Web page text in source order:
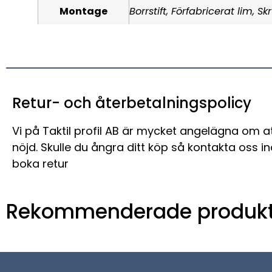
Montage Borrstift, Förfabricerat lim,
Retur- och återbetalningspolicy
Vi på Taktil profil AB är mycket angelägna om
nöjd. Skulle du ångra ditt köp så kontakta oss
boka retur
Rekommenderade